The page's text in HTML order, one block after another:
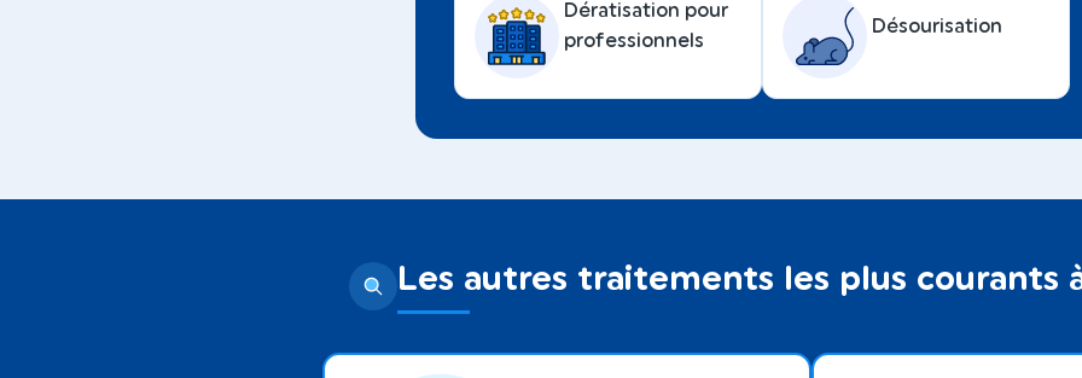
Dératisation pour
professionnels
Désourisation
Les autres traitements les plus courants